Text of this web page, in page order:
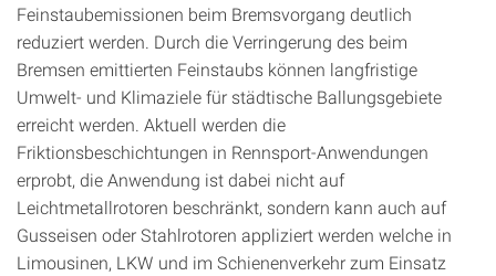
Feinstaubemissionen beim Bremsvorgang deutlich
reduziert werden. Durch die Verringerung des beim
Bremsen emittierten Feinstaubs können langfristige
Umwelt- und Klimaziele für städtische Ballungsgebiete
erreicht werden. Aktuell werden die
Friktionsbeschichtungen in Rennsport-Anwendungen
erprobt, die Anwendung ist dabei nicht auf
Leichtmetallrotoren beschränkt, sondern kann auch auf
Gusseisen oder Stahlrotoren appliziert werden welche in
Limousinen, LKW und im Schienenverkehr zum Einsatz